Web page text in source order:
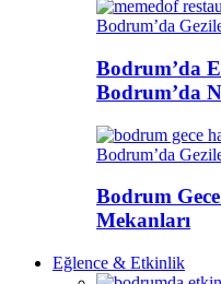
Bodrum’da
Bodrum’da
Bodrum’da
Bodrum’da
Bodrum
Mekanları
Eğlence & Etkinlik